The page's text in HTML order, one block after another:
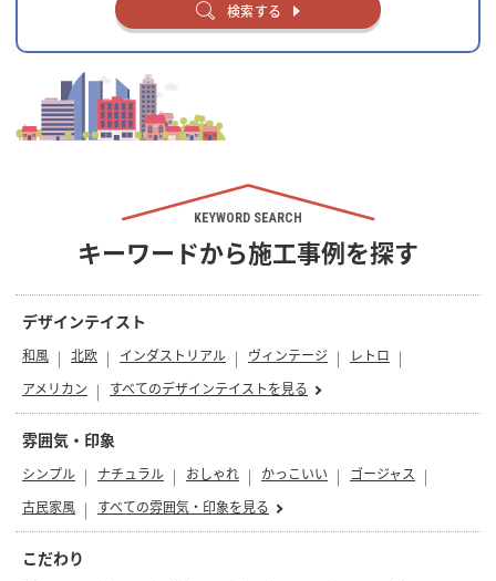
検索する
KEYWORD SEARCH
キーワードから施工事例を探す
デザインテイスト
和風 北欧 インダストリアル ヴィンテージ
レトロ
アメリカン
すべてのデザインテイストを見る
雰囲気・印象
シンプル ナチュラル おしゃれ かっこいい
ゴージャス
古民家風
すべての雰囲気・印象を見る
こだわり